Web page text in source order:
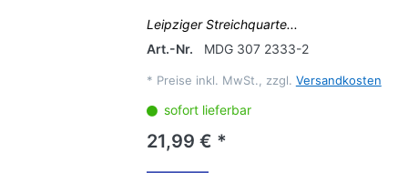
Leipziger Streichquarte...
Art.-Nr.
MDG 307 2333-2
* Preise inkl. MwSt., zzgl. Versandkosten
sofort lieferbar
21,99 € *